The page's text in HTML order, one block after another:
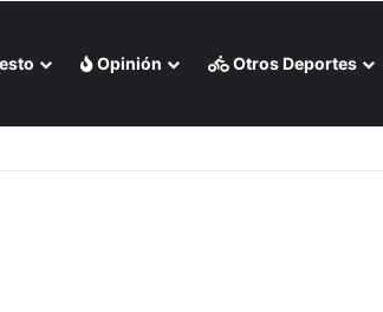
Opinión Otros Deportes
(+Video)